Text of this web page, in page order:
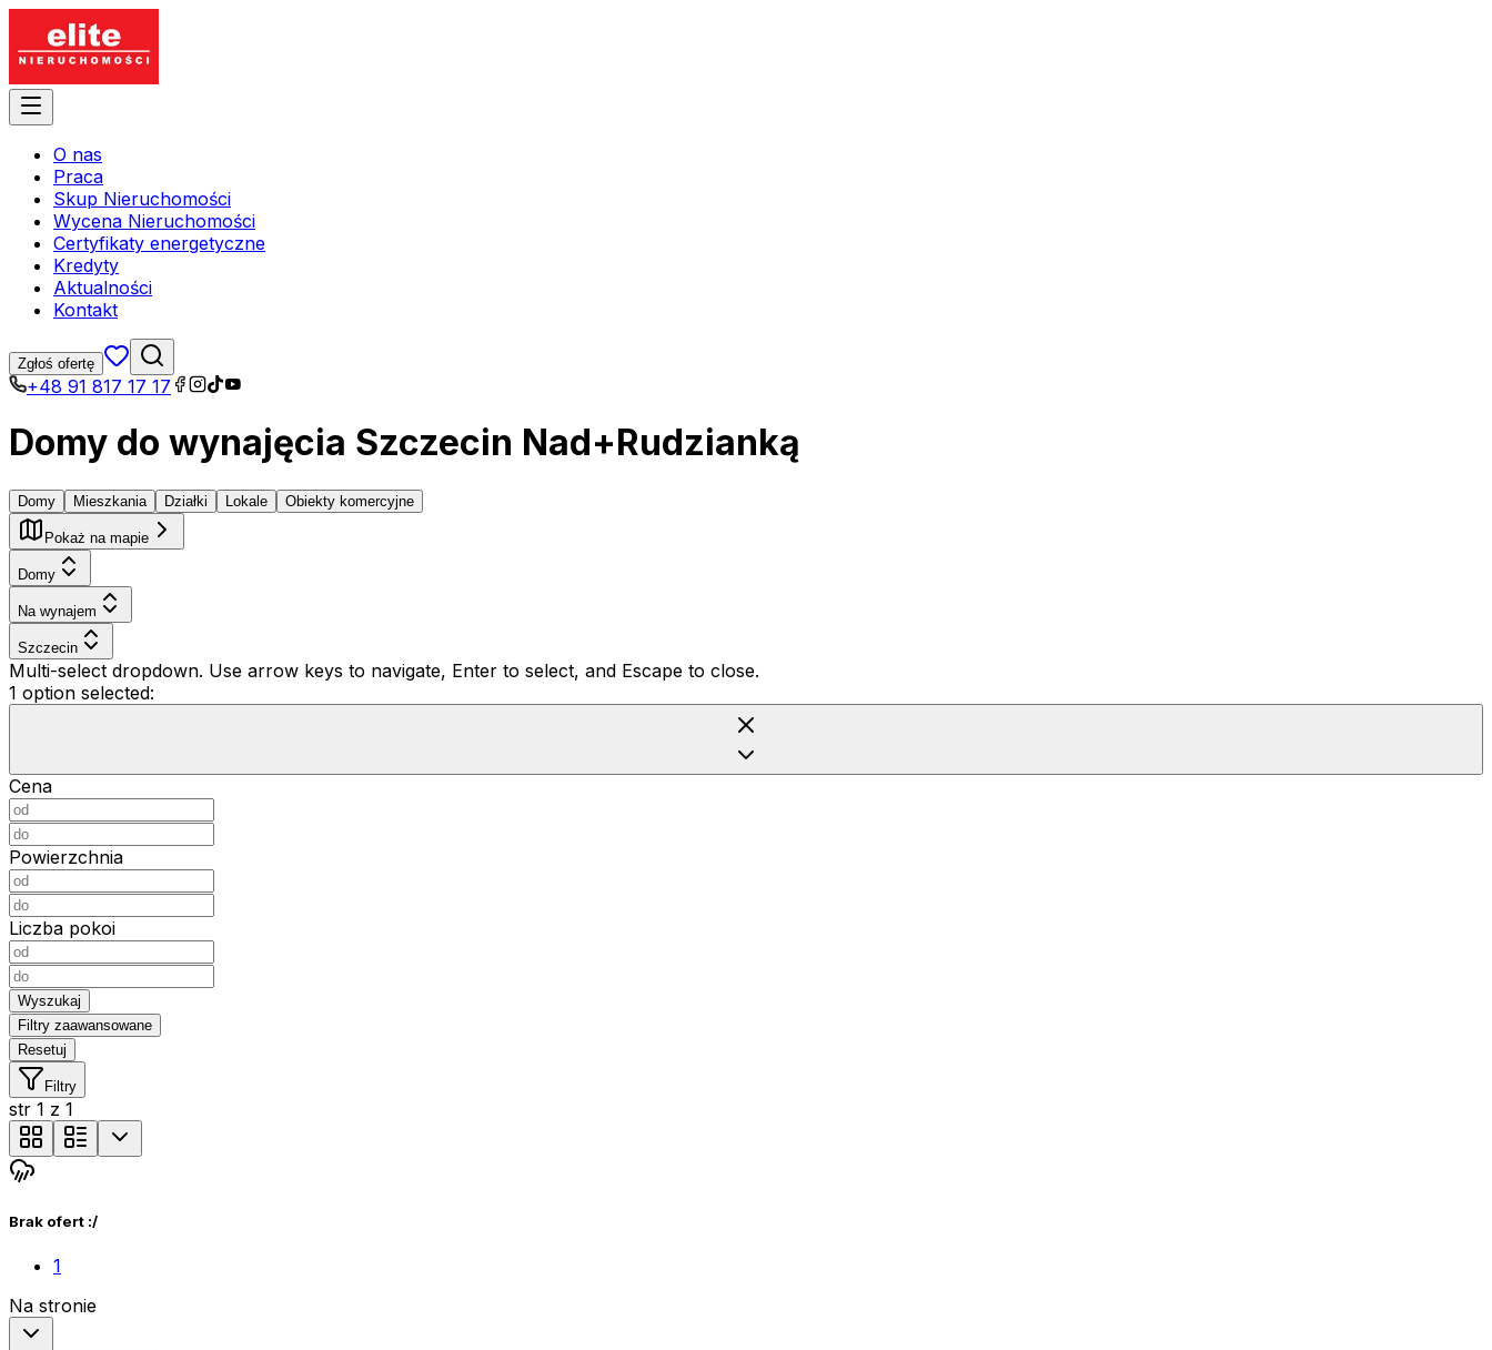
O nas
Praca
Skup Nieruchomości
Wycena Nieruchomości
Certyfikaty energetyczne
Kredyty
Aktualności
Kontakt
Zgłoś ofertę
+48 91 817 17 17
Domy do wynajęcia Szczecin Nad+Rudzianką
Domy Mieszkania Działki Lokale Obiekty komercyjne
Pokaż na mapie
Domy
Na wynajem
Szczecin
Multi-select dropdown. Use arrow keys to navigate, Enter to select, and Escape to close.
1 option selected:
Cena
Powierzchnia
Liczba pokoi
Wyszukaj
Filtry zaawansowane
Resetuj
Filtry
str 1 z 1
Brak ofert :/
1
Na stronie